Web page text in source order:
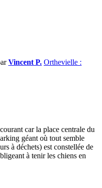
Vincent P. Orthevielle :
car la place centrale du
géant où tout semble
à déchets) est constellée de
à tenir les chiens en